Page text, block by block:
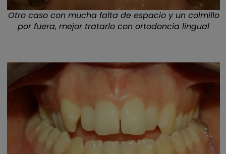
Otro caso con mucha falta de espacio y un colmillo
por fuera, mejor tratarlo con ortodoncia lingual